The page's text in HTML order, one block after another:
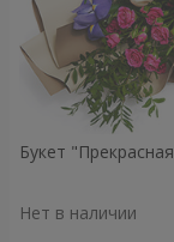
Букет
Нет в наличии